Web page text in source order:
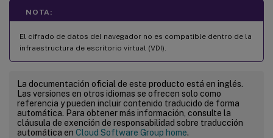
NOTA:
El cifrado de datos del navegador no es compatible dentro de la
infraestructura de escritorio virtual (VDI).
La documentación oficial de este producto está en inglés.
Las versiones en otros idiomas se ofrecen solo como
referencia y pueden incluir contenido traducido de forma
automática. Para obtener más información, consulte la
cláusula de exención de responsabilidad sobre traducción
automática en Cloud Software Group home.